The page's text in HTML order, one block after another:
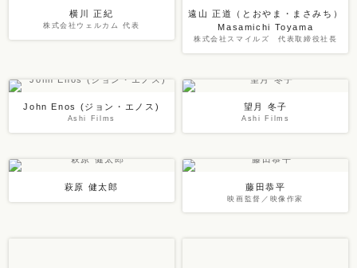
横川 正紀
株式会社ウェルカム 代表
遠山 正道（とおやま・まさみち）
Masamichi Toyama
株式会社スマイルズ 代表取締役社長
John Enos (ジョン・エノス)
Ashi Films
望月 冬子
Ashi Films
萩原 健太郎 藤田恭平
映画監督／映像作家